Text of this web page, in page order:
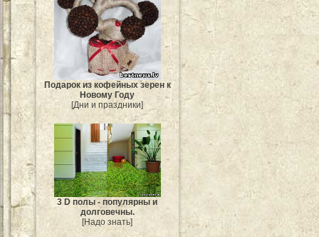
Подарок из кофейных зерен к
Новому Году
[Дни и праздники]
3 D полы - популярны и
долговечны.
[Надо знать]